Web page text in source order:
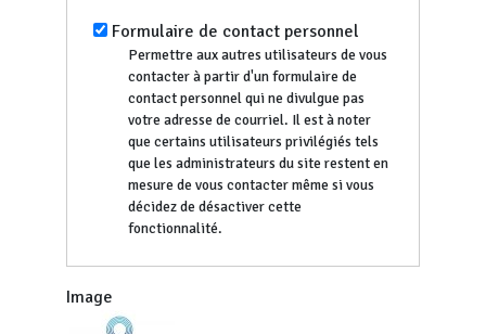
Formulaire de contact personnel
Permettre aux autres utilisateurs de vous
contacter à partir d'un formulaire de
contact personnel qui ne divulgue pas
votre adresse de courriel. Il est à noter
que certains utilisateurs privilégiés tels
que les administrateurs du site restent en
mesure de vous contacter même si vous
décidez de désactiver cette
fonctionnalité.
Image